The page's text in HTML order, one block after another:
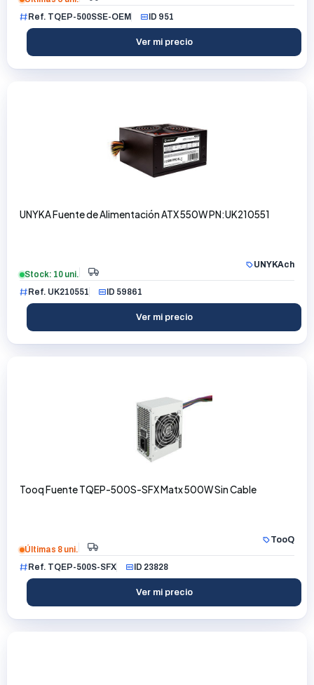
Ref. TQEP-500SSE-OEM
ID 951
Ver mi precio
UNYKA Fuente de Alimentación ATX 550W PN:UK210551
UNYKAch
Stock: 10 uni.
Ref. UK210551
ID 59861
Ver mi precio
Tooq Fuente TQEP-500S-SFX Matx 500W Sin Cable
TooQ
Últimas 8 uni.
Ref. TQEP-500S-SFX
ID 23828
Ver mi precio